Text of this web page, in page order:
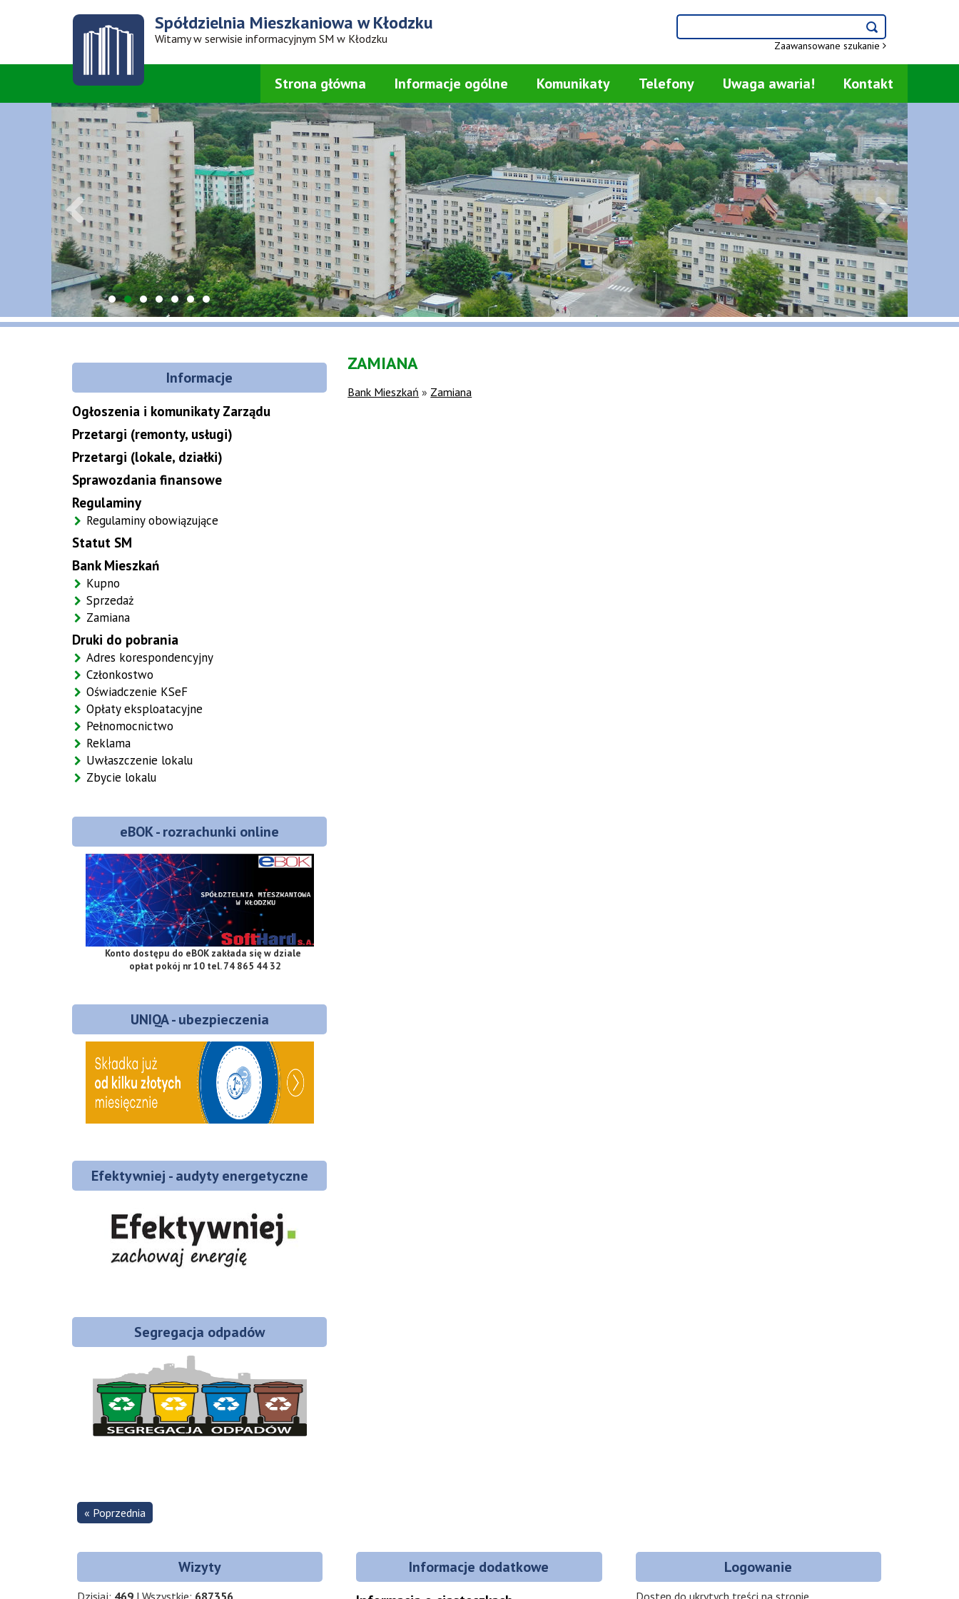
Spółdzielnia Mieszkaniowa w Kłodzku
Witamy w serwisie informacyjnym SM w Kłodzku
Wyszukiwarka szukaj
Zaawansowane szukanie
Strona główna Informacje ogólne Komunikaty Telefony Uwaga awaria! Kontakt
1 2 3 4 5 6 7
Informacje
Ogłoszenia i komunikaty Zarządu
Przetargi (remonty, usługi)
Przetargi (lokale, działki)
Sprawozdania finansowe
Regulaminy
Regulaminy obowiązujące
Statut SM
Bank Mieszkań
Kupno
Sprzedaż
Zamiana
Druki do pobrania
Adres korespondencyjny
Członkostwo
Oświadczenie KSeF
Opłaty eksploatacyjne
Pełnomocnictwo
Reklama
Uwłaszczenie lokalu
Zbycie lokalu
eBOK - rozrachunki online
Konto dostępu do eBOK zakłada się w dziale
opłat pokój nr 10 tel. 74 865 44 32
UNIQA - ubezpieczenia
Efektywniej - audyty energetyczne
Segregacja odpadów
ZAMIANA
Bank Mieszkań » Zamiana
« Poprzednia
Wizyty
Dzisiaj: 469| Wszystkie: 687356
Informacje dodatkowe Logowanie
Dostęp do ukrytych treści na stronie.